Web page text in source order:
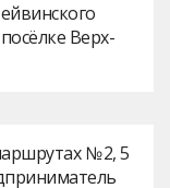
Верх-
№ 2, 5